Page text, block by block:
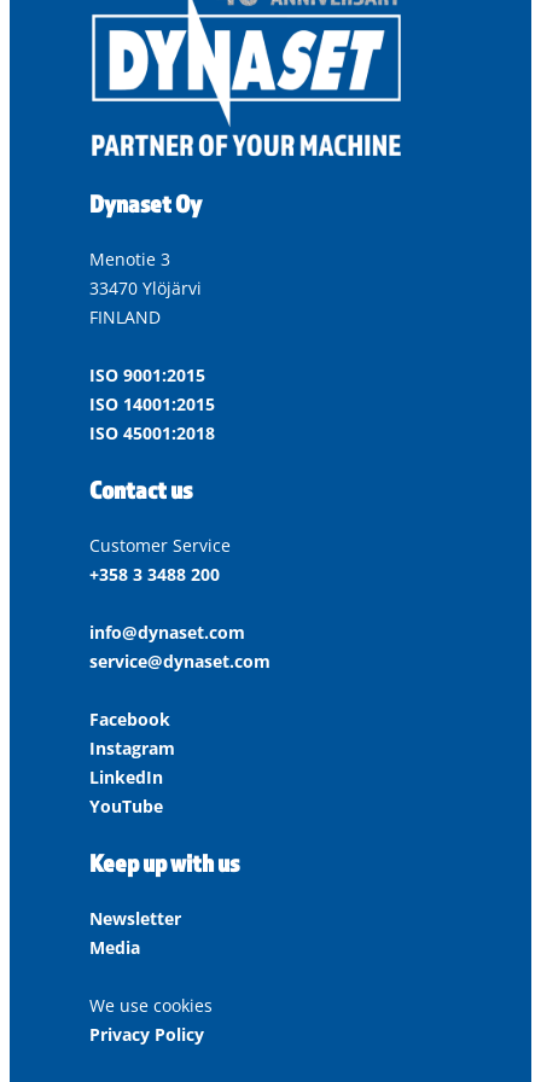
Dynaset Oy
Menotie 3
33470 Ylöjärvi
FINLAND
ISO 9001:2015
ISO 14001:2015
ISO 45001:2018
Contact us
Customer Service
+358 3 3488 200
info@dynaset.com
service@dynaset.com
Facebook
Instagram
LinkedIn
YouTube
Keep up with us
Newsletter
Media
We use cookies
Privacy Policy